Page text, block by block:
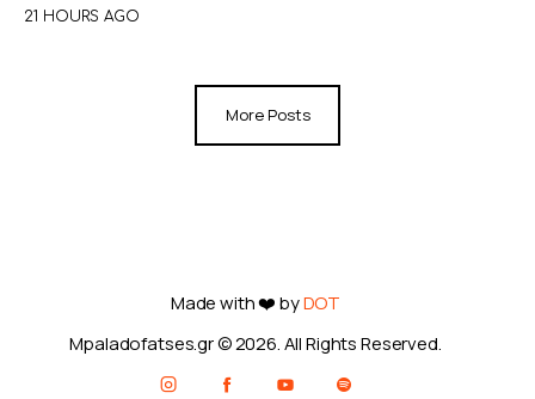
21 HOURS AGO
More Posts
Made with ❤️ byDOT
Mpaladofatses.gr © 2026. All Rights Reserved.